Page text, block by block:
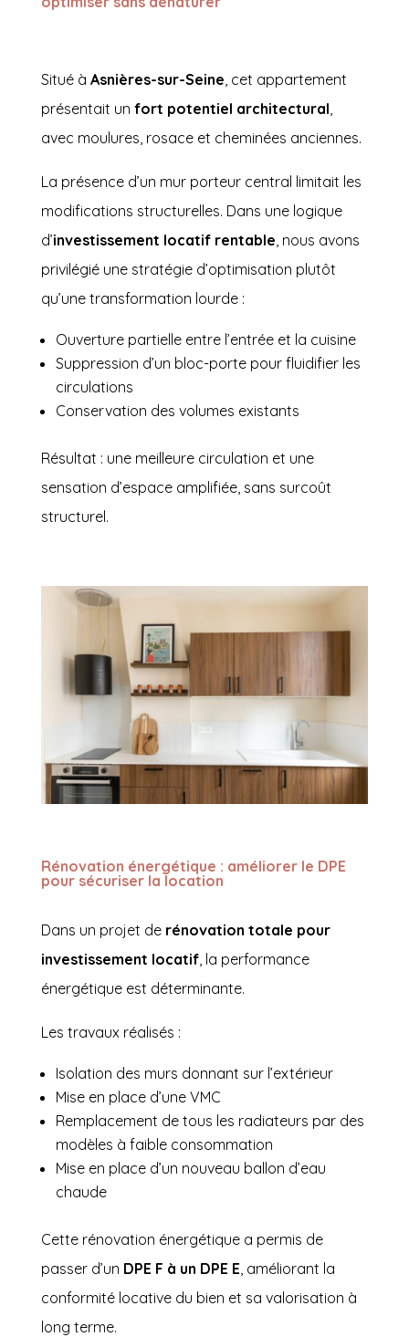
Situé à Asnières-sur-Seine , cet appartement
présentait un fort potentiel architectural
avec moulures, rosace et cheminées anciennes.
La présence d’un mur porteur central limitait les
modifications structurelles. Dans une logique
d’investissement locatif rentable , nous avons
privilégié une stratégie d’optimisation plutôt
qu’une transformation lourde :
Ouverture partielle entre l’entrée et la cuisine
Suppression d’un bloc-porte pour fluidifier les
circulations
Conservation des volumes existants
Résultat : une meilleure circulation et une
sensation d’espace amplifiée, sans surcoût
structurel.
Rénovation énergétique : améliorer le DPE
pour sécuriser la location
Dans un projet de rénovation totale pour
investissement locatif, la performance
énergétique est déterminante.
Les travaux réalisés :
Isolation des murs donnant sur l’extérieur
Mise en place d’une VMC
Remplacement de tous les radiateurs par des
modèles à faible consommation
Mise en place d’un nouveau ballon d’eau
chaude
Cette rénovation énergétique a permis de
passer d’un DPE F à un DPE E, améliorant la
conformité locative du bien et sa valorisation à
long terme.